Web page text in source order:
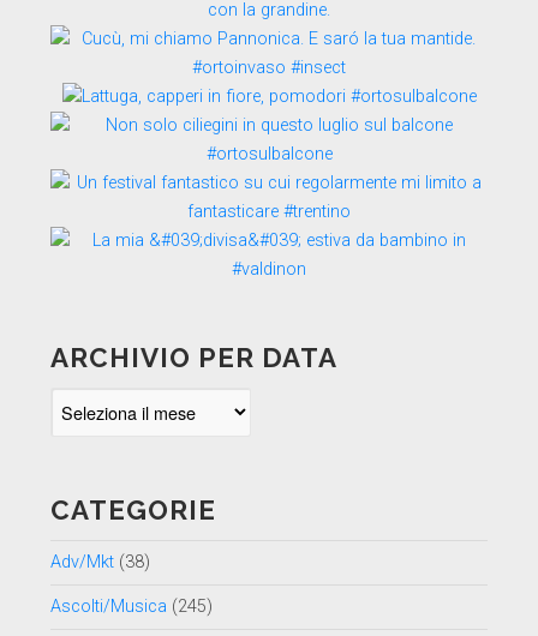
ARCHIVIO PER DATA
CATEGORIE
Adv/Mkt(38)
Ascolti/Musica (245)